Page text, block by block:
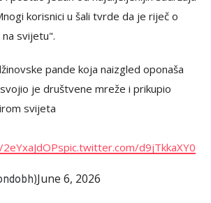
korisnici u šali tvrde da je riječ o
svijetu".
pande koja naizgled oponaša
je društvene mreže i prikupio
svijeta
pic.twitter.com/d9jTkkaXY0
June 6, 2026